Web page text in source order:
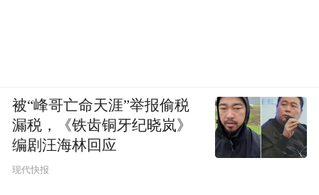
被“峰哥亡命天涯”举报偷税
漏税，《铁齿铜牙纪晓岚》
编剧汪海林回应
现代快报